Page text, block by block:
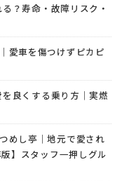
？寿命・故障リスク・
愛車を傷つけずピカピ
良くする乗り方｜実燃
めし亭｜地元で愛され
】スタッフ一押しグル